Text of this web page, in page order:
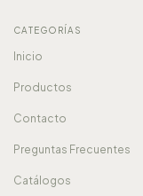
CATEGORÍAS
Inicio
Productos
Contacto
Preguntas Frecuentes
Catálogos